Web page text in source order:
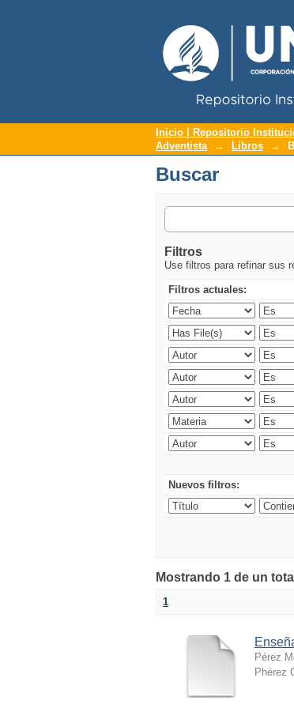
Buscar
Inicio | Repositorio
Adventista
→ Libros →
Buscar
Filtros
Use filtros para refinar sus
Filtros actuales:
Nuevos filtros:
Mostrando 1 de un
1
Pérez
Phérez